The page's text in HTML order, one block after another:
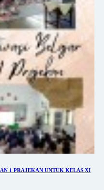
1 PRAJEKAN UNTUK KELAS XI